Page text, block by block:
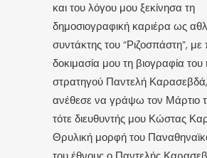
και του λόγου μου ξεκίνησα τη
δημοσιογραφική καριέρα ως
συντάκτης του “Ριζοσπάστη”,
δοκιμασία μου τη βιογραφία
στρατηγού Παντελή
ανέθεσε να γράψω τον Μάρτιο
τότε διευθυντής μου Κώστας
Θρυλική μορφή του